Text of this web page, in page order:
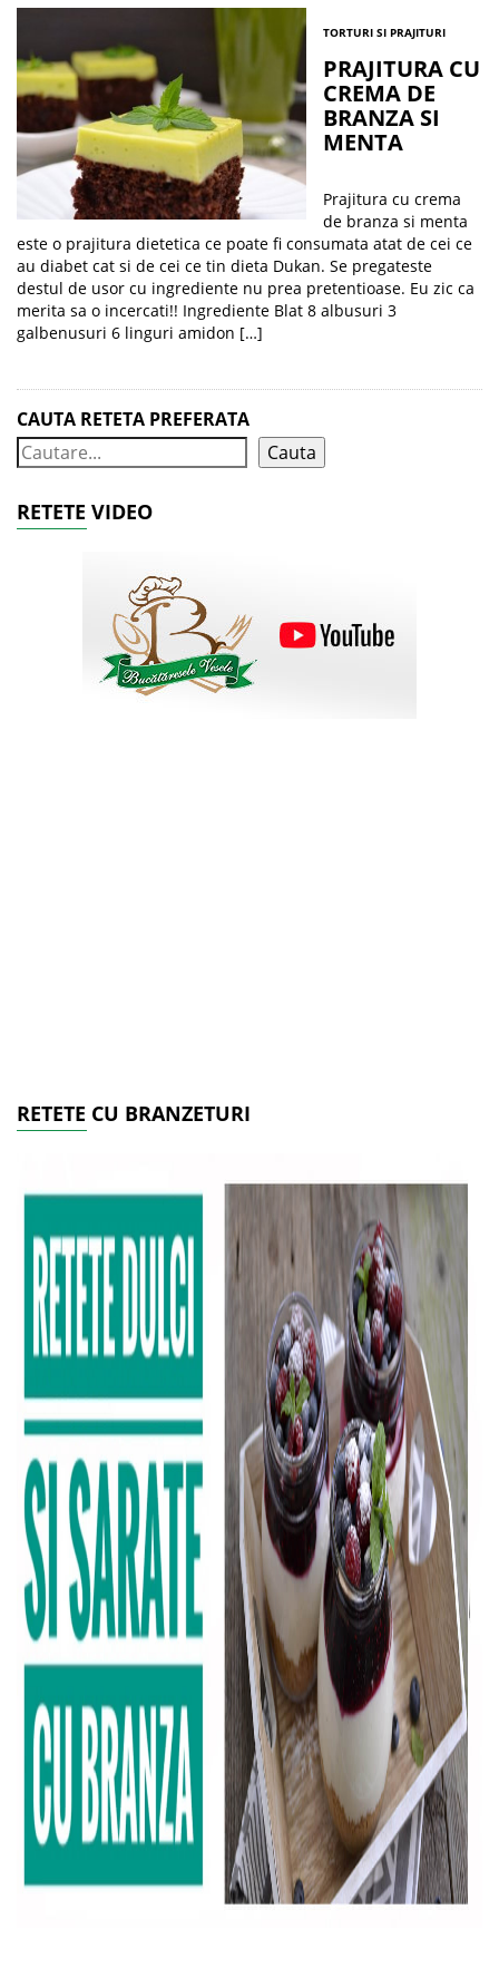
TORTURI SI PRAJITURI
PRAJITURA CU
CREMA DE
BRANZA SI
MENTA
Prajitura cu crema
de branza si menta
este o prajitura dietetica ce poate fi consumata atat de cei ce
au diabet cat si de cei ce tin dieta Dukan. Se pregateste
destul de usor cu ingrediente nu prea pretentioase. Eu zic ca
merita sa o incercati!! Ingrediente Blat 8 albusuri 3
galbenusuri 6 linguri amidon […]
CAUTA RETETA PREFERATA
Cauta
RETETE VIDEO
RETETE CU BRANZETURI